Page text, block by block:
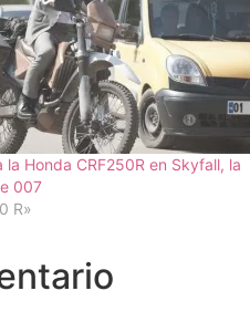
Honda CRF250R en Skyfall, la
007
R»